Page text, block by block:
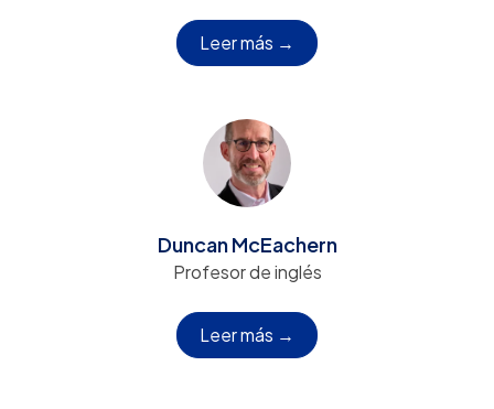
Leer más →
Duncan McEachern
Profesor de inglés
Leer más →